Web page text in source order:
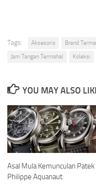
Tags: Aksesoris Brand
Jam Tangan Termahal
Koleksi
YOU MAY ALSO
Asal Mula Kemunculan Patek
Philippe Aquanaut